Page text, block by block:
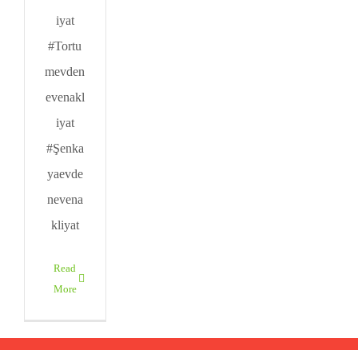
iyat
#Tortu
mevden
evenakl
iyat
#Şenka
yaevde
nevena
kliyat
Read
More